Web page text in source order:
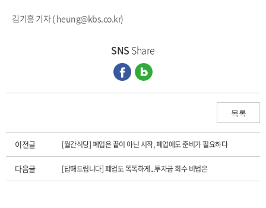
김기흥 기자 ( heung@kbs.co.kr)
SNS Share
목록
이전글 [월간식당] 폐업은 끝이 아닌 시작, 폐업에도 준비가 필요하다
다음글 [답해드립니다] 폐업도 똑똑하게...투자금 회수 비법은